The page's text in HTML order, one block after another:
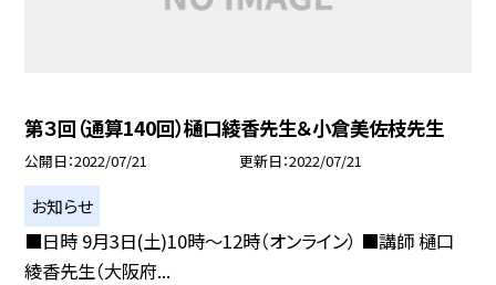
第３回（通算140回）樋口綾香先生＆小倉美佐枝先生
公開日 2022/07/21 更新日 2022/07/21
お知らせ
■日時 9月3日(土)10時〜12時（オンライン） ■講師 樋口
綾香先生（大阪府...